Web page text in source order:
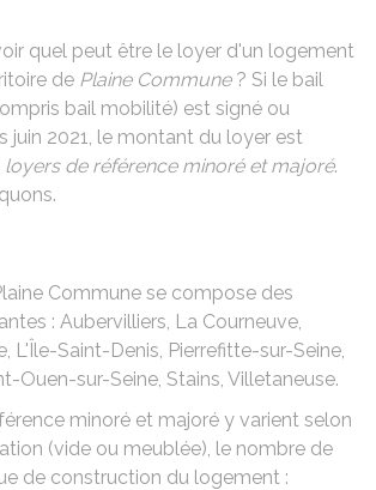
quel peut être le loyer d'un logement
de Plaine Commune? Si le bail
bail mobilité) est signé ou
juin 2021, le montant du loyer est
loyers de référence minoré et majoré.
Commune se compose des
: Aubervilliers, La Courneuve,
L'Île-Saint-Denis, Pierrefitte-sur-Seine,
Ouen-sur-Seine, Stains, Villetaneuse.
minoré et majoré y varient selon
(vide ou meublée), le nombre de
de construction du logement :